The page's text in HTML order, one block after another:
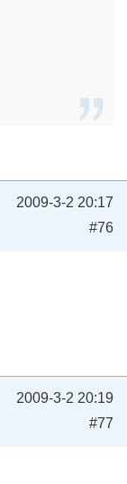
2009-3-2 20:17
#76
2009-3-2 20:19
#77